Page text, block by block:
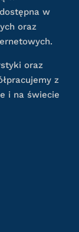
w
oraz
oraz
z
i na świecie